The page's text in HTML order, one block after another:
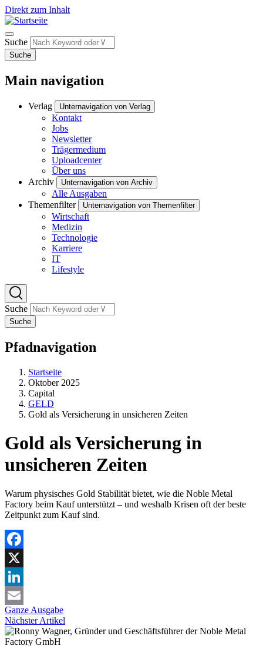
Direkt zum Inhalt
Suche
Suche
Main navigation
Verlag Unternavigation von Verlag
Kontakt
Jobs
Newsletter
Trägermedium
Uploadcenter
Über uns
Archiv
Unternavigation von Archiv
Alle Ausgaben
Themenfilter
Unternavigation von Themenfilter
Wirtschaft
Medizin
Technologie
Karriere
IT
Lifestyle
Suche
Suche
Pfadnavigation
Startseite
Oktober 2025
Capital
GELD
Gold als Versicherung in unsicheren Zeiten
Gold als Versicherung in
unsicheren Zeiten
Warum physisches Gold Stabilität bietet, wie die Noble Metal
Factory beim Kauf unterstützt – und weshalb Krisen oft der beste
Zeitpunkt zum Kauf sind.
Facebook
X
LinkedIn
Email
Ganze Ausgabe
Nächster Artikel